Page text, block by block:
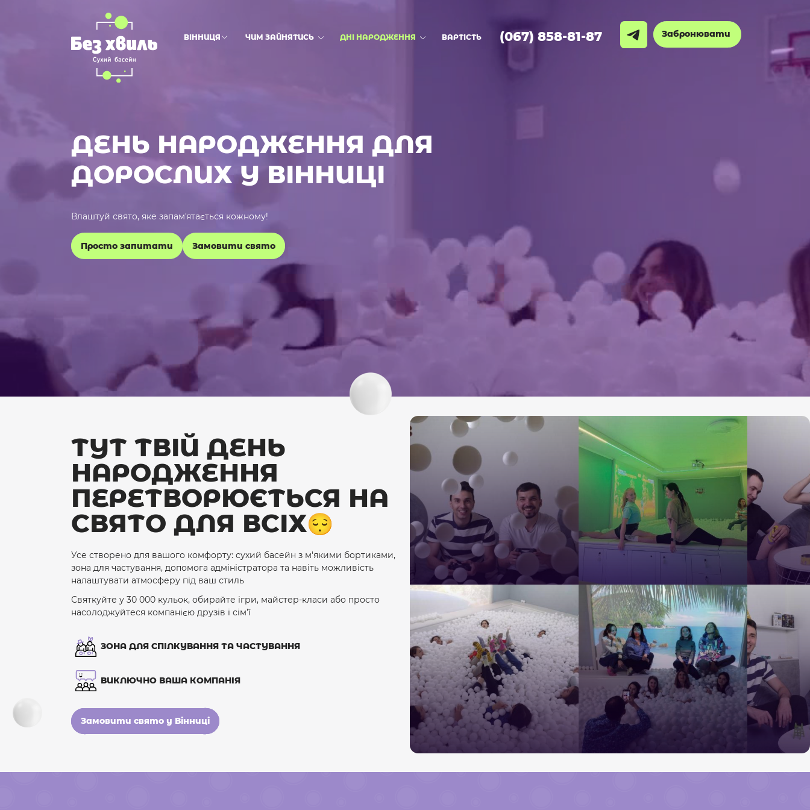
ВІННИЦЯ ЧИМ ЗАЙНЯТИСЬ ДНІ НАРОДЖЕННЯ ВАРТІСТЬ (067) 858-81-87 Забронювати
ДЕНЬ НАРОДЖЕННЯ ДЛЯ
ДОРОСЛИХ У ВІННИЦІ
Влаштуй свято, яке запамʼятається кожному!
Просто запитати Замовити свято
ТУТ ТВІЙ ДЕНЬ
НАРОДЖЕННЯ
ПЕРЕТВОРЮЄТЬСЯ НА
СВЯТО ДЛЯ ВСІХ
Усе створено для вашого комфорту: сухий басейн з м'якими бортиками,
зона для частування, допомога адміністратора та навіть можливість
налаштувати атмосферу під ваш стиль
Святкуйте у 30 000 кульок, обирайте ігри, майстер-класи або просто
насолоджуйтеся компанією друзів і сім’ї
ЗОНА ДЛЯ СПІЛКУВАННЯ ТА ЧАСТУВАННЯ
ВИКЛЮЧНО ВАША КОМПАНІЯ
Замовити свято у Вінниці